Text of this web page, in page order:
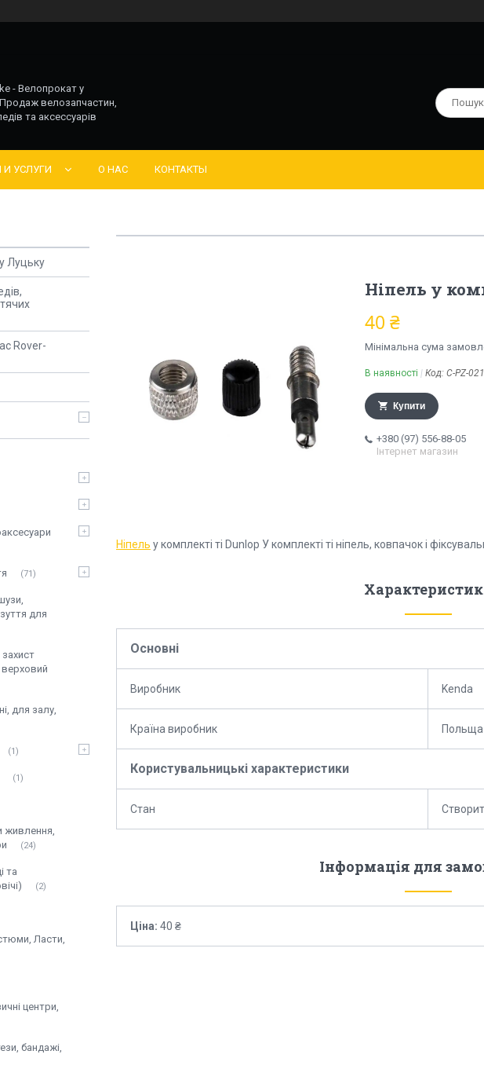
- Велопрокат у
велозапчастин,
та аксессуарів
И УСЛУГИ О НАС КОНТАКТЫ
Ніпель у
40 ₴
Мінімальна сума
В наявності Код: C-PZ-
Купити
+380 (97) 556-88-05
Інтернет магазин
Ніпель у комплекті ті Dunlop У комплекті ті ніпель, ковпачок і
Основні
Виробник Kenda
Країна виробник Польща
Користувальницькі характеристики
Стан
Інформація для
Ціна: 40 ₴
Луцьку
Rover-
71
для
верховий
для залу,
1
1
живлення,
24
та
2
Ласти,
центри,
бандажі,